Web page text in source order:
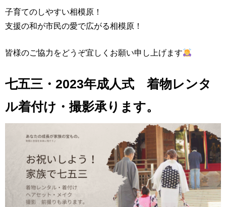
子育てのしやすい相模原！
支援の和が市民の愛で広がる相模原！
皆様のご協力をどうぞ宜しくお願い申し上げます
七五三・2023年成人式 着物レンタ
ル着付け・撮影承ります。